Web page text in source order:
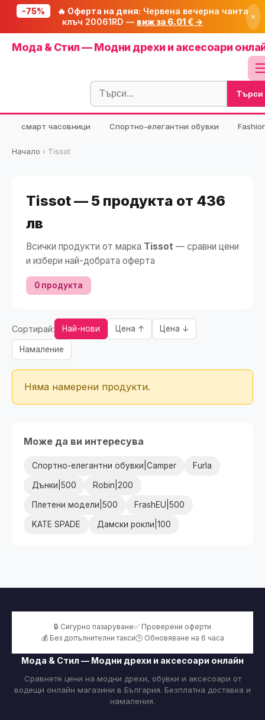
-75% 🔥 Оферта на деня: Червена вечерна чанта
клъч 20061RD — виж за 6.01 € → ×
Мода & Стил — Модни дрехи и аксесоари
Начало
🔥 Намаления
🧮 Калкулатори Търси
смарт часовници Спортно-елегантни обувки
Начало › Tissot
Tissot — 5 продукта от 436
лв
Всички продукти от марка Tissot — сравни цени
и избери най-добрата оферта
0 продукта
Сортирай: Най-нови Цена ↑ Цена ↓
Намаление
Няма намерени продукти.
Може да ви интересува
Спортно-елегантни обувки|Camper Furla
Дънки|500 Robin|200
Плетени модели|500 FrashEU|500
KATE SPADE Дамски рокли|100
🔒 Сигурно пазаруване✅ Проверени оферти
💰 Без допълнителни такси🕒 Обновяване на 6 часа
Мода & Стил — Модни дрехи и аксесоари онлайн
Сравнете цени на модни дрехи, обувки и аксесоари от
водещи онлайн магазини в България. Безплатна доставка и
намаления.